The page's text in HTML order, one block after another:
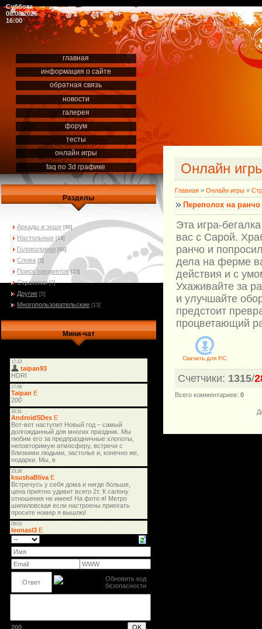
Суббота
08.08.2026
16:00
главная
информация о сайте
обратная связь
новости
галерея
форум
тесты
онлайн игры
faq по 3d графике
Разделы
Аркады и экшн [86]
Настольные [14]
Головоломки [64]
Слова [5]
Поиск предметов [23]
Стратегии [7]
Другие [5]
Многопользовательские [13]
Мини-чат
200
Онлайн
Главная » Онлайн игры »
Переполох на ранчо
Эта игра-
вас с Сарой.
ранчо и
дела на ферме
действия и с
Ухаживайте за
и улучшайте
предстоит
процветающий
Скачать для PC
Счетчики: 1315/
Всего комментариев: 0